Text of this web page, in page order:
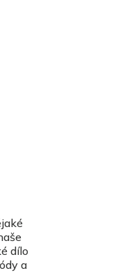
dílo
a